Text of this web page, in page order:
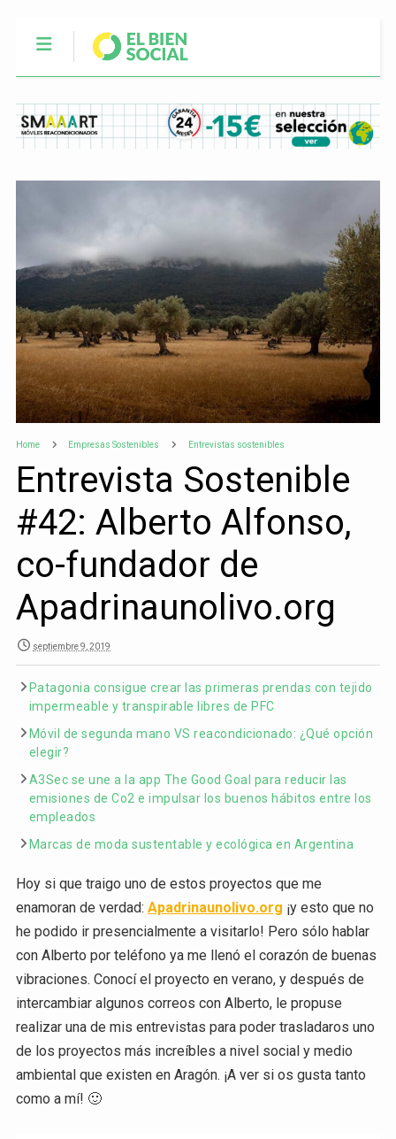
Home Empresas Sostenibles Entrevistas sostenibles
Entrevista Sostenible
#42: Alberto Alfonso,
co-fundador de
Apadrinaunolivo.org
septiembre 9, 2019
Patagonia consigue crear las primeras prendas con tejido
impermeable y transpirable libres de PFC
Móvil de segunda mano VS reacondicionado: ¿Qué opción
elegir?
A3Sec se une a la app The Good Goal para reducir las
emisiones de Co2 e impulsar los buenos hábitos entre los
empleados
Marcas de moda sustentable y ecológica en Argentina
Hoy si que traigo uno de estos proyectos que me
enamoran de verdad: Apadrinaunolivo.org ¡y esto que no
he podido ir presencialmente a visitarlo! Pero sólo hablar
con Alberto por teléfono ya me llenó el corazón de buenas
vibraciones. Conocí el proyecto en verano, y después de
intercambiar algunos correos con Alberto, le propuse
realizar una de mis entrevistas para poder trasladaros uno
de los proyectos más increíbles a nivel social y medio
ambiental que existen en Aragón. ¡A ver si os gusta tanto
como a mí! 🙂